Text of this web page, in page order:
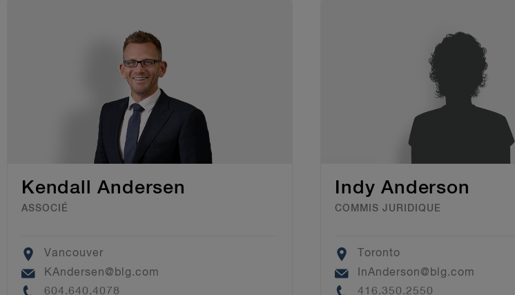
Kendall Andersen
ASSOCIÉ
Location
Vancouver
Email
KAndersen@blg.com
Phone
604.640.4078
Indy Anderson
COMMIS JURIDIQUE
Location
Toronto
EmailInAnderson@blg.com
Phone
416.350.2550